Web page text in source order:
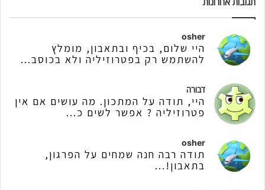
osher
היי שלום, בכיף ובתאבון, מומלץ
להשתמש רק בפטרוזיליה ולא בכוסב...
דבורה
היי, תודה על המתכון. מה עושים אם אין
פטרוזיליה ? אפשר לשים כ...
osher
תודה רבה חנה שמחים על הפרגון,
בתאבון!...